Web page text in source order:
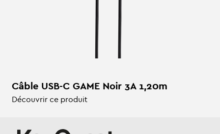
Câble USB-C GAME Noir 3A 1,20m
Découvrir ce produit